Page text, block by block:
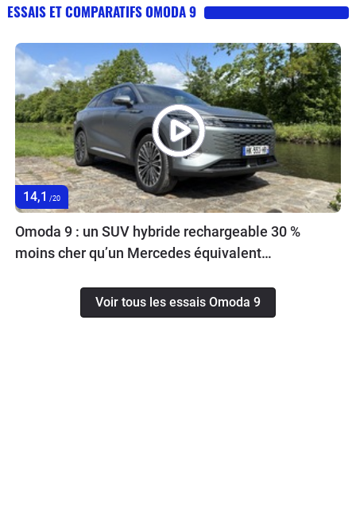
ESSAIS ET COMPARATIFS OMODA 9
14,1 /20
Omoda 9 : un SUV hybride rechargeable 30 %
moins cher qu’un Mercedes équivalent…
Voir tous les essais Omoda 9